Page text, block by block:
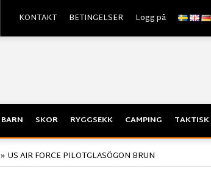
KONTAKT BETINGELSER Logg på
BARN SKOR RYGGSEKK CAMPING
» US AIR FORCE PILOTGLASÖGON BRUN